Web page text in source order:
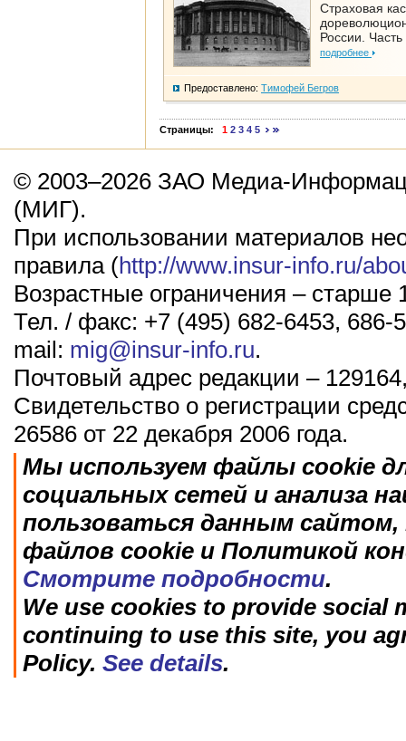
Страховая
России. Часть
подробнее
Предоставлено: Тимофей Бегров
Страницы: 1 2 3 4 5
© 2003–2026 ЗАО Медиа-
(МИГ).
При использовании материалов
правила (http://www.insur-info.ru/
Возрастные ограничения – старше
Тел. / факс: +7 (495) 682-6453, 686-
mail: mig@insur-info.ru.
Почтовый адрес редакции –
Свидетельство о регистрации
26586 от 22 декабря 2006 года.
Мы используем файлы cookie
социальных сетей и анализа
пользоваться данным
файлов cookie и Политикой
Смотрите подробности.
We use cookies to provide social
continuing to use this site, you
Policy. See details.